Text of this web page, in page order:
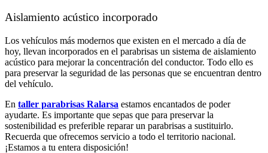
Aislamiento acústico incorporado
Los vehículos más modernos que existen en el mercado a día de
hoy, llevan incorporados en el parabrisas un sistema de aislamiento
acústico para mejorar la concentración del conductor. Todo ello es
para preservar la seguridad de las personas que se encuentran dentro
del vehículo.
En taller parabrisas Ralarsa estamos encantados de poder
ayudarte. Es importante que sepas que para preservar la
sostenibilidad es preferible reparar un parabrisas a sustituirlo.
Recuerda que ofrecemos servicio a todo el territorio nacional.
¡Estamos a tu entera disposición!